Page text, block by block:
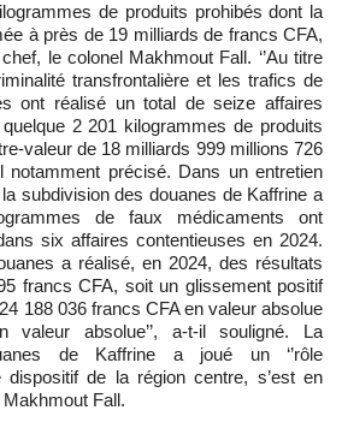
de produits prohibés dont la
à près de 19 milliards de francs CFA,
le colonel Makhmout Fall. ‘’Au titre
transfrontalière et les trafics de
ont réalisé un total de seize affaires
2 201 kilogrammes de produits
valeur de 18 milliards 999 millions 726
notamment précisé. Dans un entretien
subdivision des douanes de Kaffrine a
de faux médicaments ont
six affaires contentieuses en 2024.
a réalisé, en 2024, des résultats
francs CFA, soit un glissement positif
188 036 francs CFA en valeur absolue
absolue’’, a-t-il souligné. La
de Kaffrine a joué un ‘’rôle
dispositif de la région centre, s’est en
Fall.